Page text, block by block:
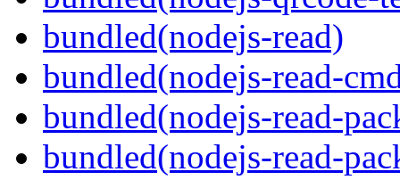
bundled(nodejs-read)
bundled(nodejs-read-
bundled(nodejs-read-
bundled(nodejs-read-